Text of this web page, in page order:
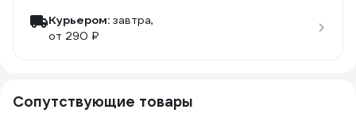
Курьером: завтра,
от 290 ₽
Сопутствующие товары